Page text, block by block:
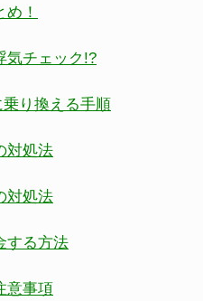
！
気チェック!?
り換える手順
対処法
対処法
する方法
意事項